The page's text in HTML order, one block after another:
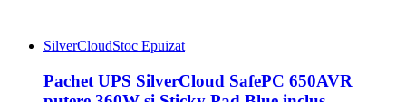
SilverCloudStoc Epuizat
Pachet UPS SilverCloud SafePC 650AVR